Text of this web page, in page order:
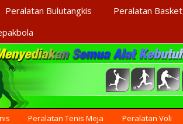
Peralatan Bulutangkis Peralatan Basket
Peralatan Tenis Meja Peralatan Voli